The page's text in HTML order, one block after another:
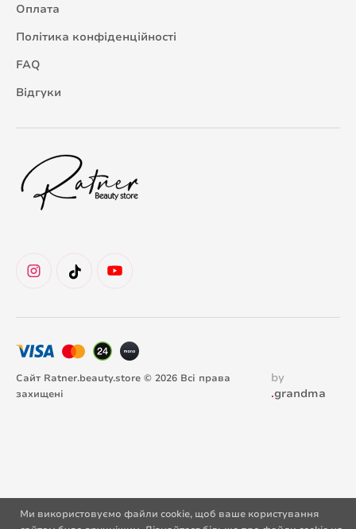
Оплата
Політика конфіденційності
FAQ
Відгуки
Сайт Ratner.beauty.store © 2026 Всі права
захищені
by
.grandma
Ми використовуємо файли cookie, щоб ваше користування